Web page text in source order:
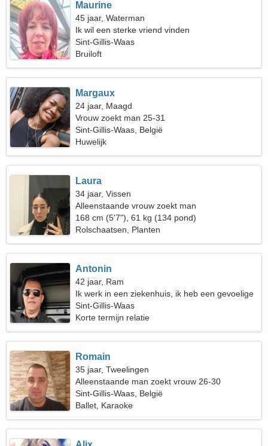
Maurine
45 jaar, Waterman
Ik wil een sterke vriend vinden
Sint-Gillis-Waas
Bruiloft
Margaux
24 jaar, Maagd
Vrouw zoekt man 25-31
Sint-Gillis-Waas, België
Huwelijk
Laura
34 jaar, Vissen
Alleenstaande vrouw zoekt man
168 cm (5'7"), 61 kg (134 pond)
Rolschaatsen, Planten
Antonin
42 jaar, Ram
Ik werk in een ziekenhuis, ik heb een gevoelige
vrouw nodig
Sint-Gillis-Waas
Korte termijn relatie
Romain
35 jaar, Tweelingen
Alleenstaande man zoekt vrouw 26-30
Sint-Gillis-Waas, België
Ballet, Karaoke